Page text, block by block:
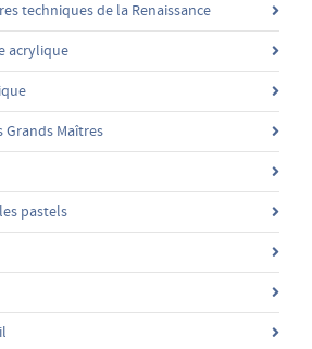
techniques de la Renaissance
acrylique
Grands Maîtres
pastels